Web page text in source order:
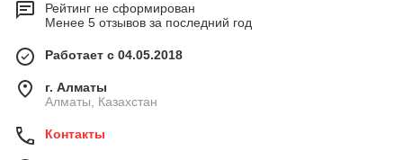
Рейтинг не сформирован
Менее 5 отзывов за последний год
Работает с 04.05.2018
г. Алматы
Алматы, Казахстан
Контакты